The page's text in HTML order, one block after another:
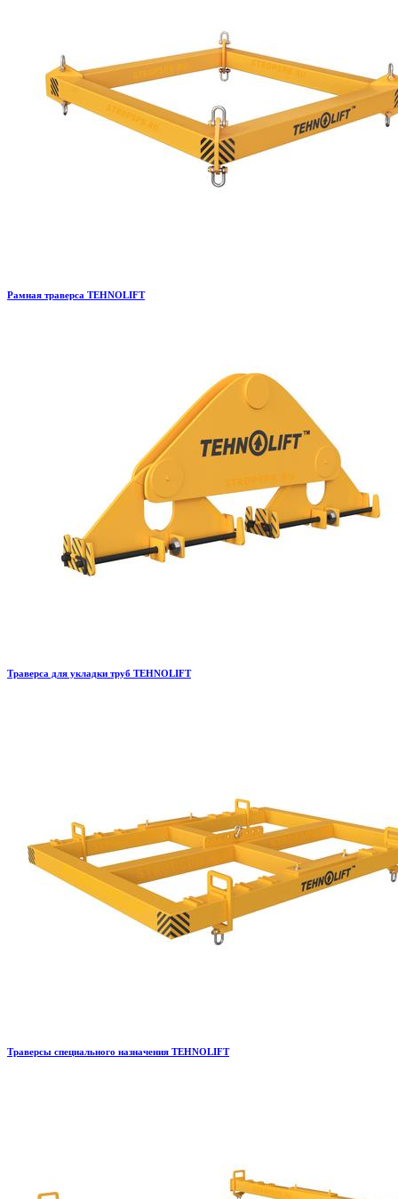
Рамная траверса TEHNOLIFT
Траверса для укладки труб TEHNOLIFT
Траверсы специального назначения TEHNOLIFT